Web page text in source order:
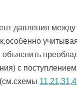
давления
с
11,21,31,